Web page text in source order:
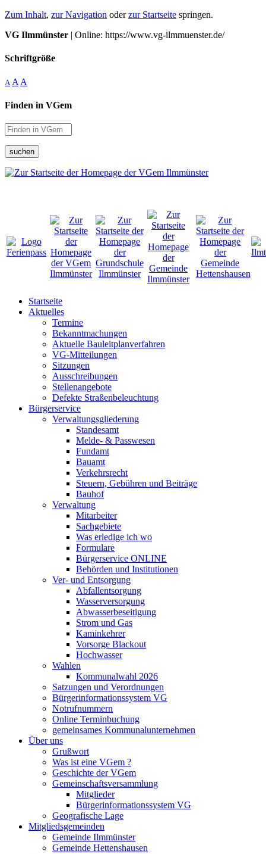
Zum Inhalt, zur Navigation oderzur Startseite springen.
VG Ilmmünster | Online: https://www.vg-ilmmuenster.de/
Schriftgröße
A A A
Finden in VGem
suchen
Startseite
Aktuelles
Termine
Bekanntmachungen
Aktuelle Bauleitplanverfahren
VG-Mitteilungen
Sitzungen
Ausschreibungen
Stellenangebote
Defekte Straßenbeleuchtung
Bürgerservice
Verwaltungsgliederung
Standesamt
Melde- & Passwesen
Fundamt
Bauamt
Verkehrsrecht
Steuern, Gebühren und Beiträge
Bauhof
Verwaltung
Mitarbeiter
Sachgebiete
Was erledige ich wo
Formulare
Bürgerservice ONLINE
Behörden und Institutionen
Ver- und Entsorgung
Abfallentsorgung
Wasserversorgung
Abwasserbeseitigung
Strom und Gas
Kaminkehrer
Vorsorge Blackout
Hochwasser
Wahlen
Kommunalwahl 2026
Satzungen und Verordnungen
Bürgerinformationssystem VG
Notrufnummern
Online Terminbuchung
gemeinsames Kommunalunternehmen
Über uns
Grußwort
Was ist eine VGem ?
Geschichte der VGem
Gemeinschaftsversammlung
Mitglieder
Bürgerinformationssystem VG
Geografische Lage
Mitgliedsgemeinden
Gemeinde Ilmmünster
Gemeinde Hettenshausen